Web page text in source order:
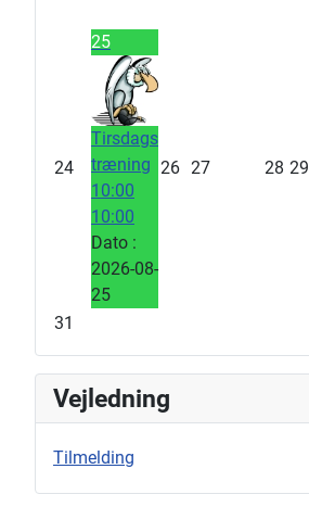
24
25
Tirsdags
træning
10:00
10:00
Dato :
2026-08-
25
26 27 28 29
31
Vejledning
Tilmelding